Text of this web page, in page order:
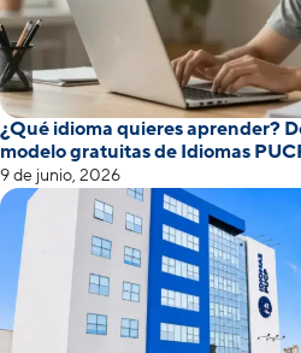
¿Qué idioma quieres aprender?
modelo gratuitas de Idiomas
9 de junio, 2026